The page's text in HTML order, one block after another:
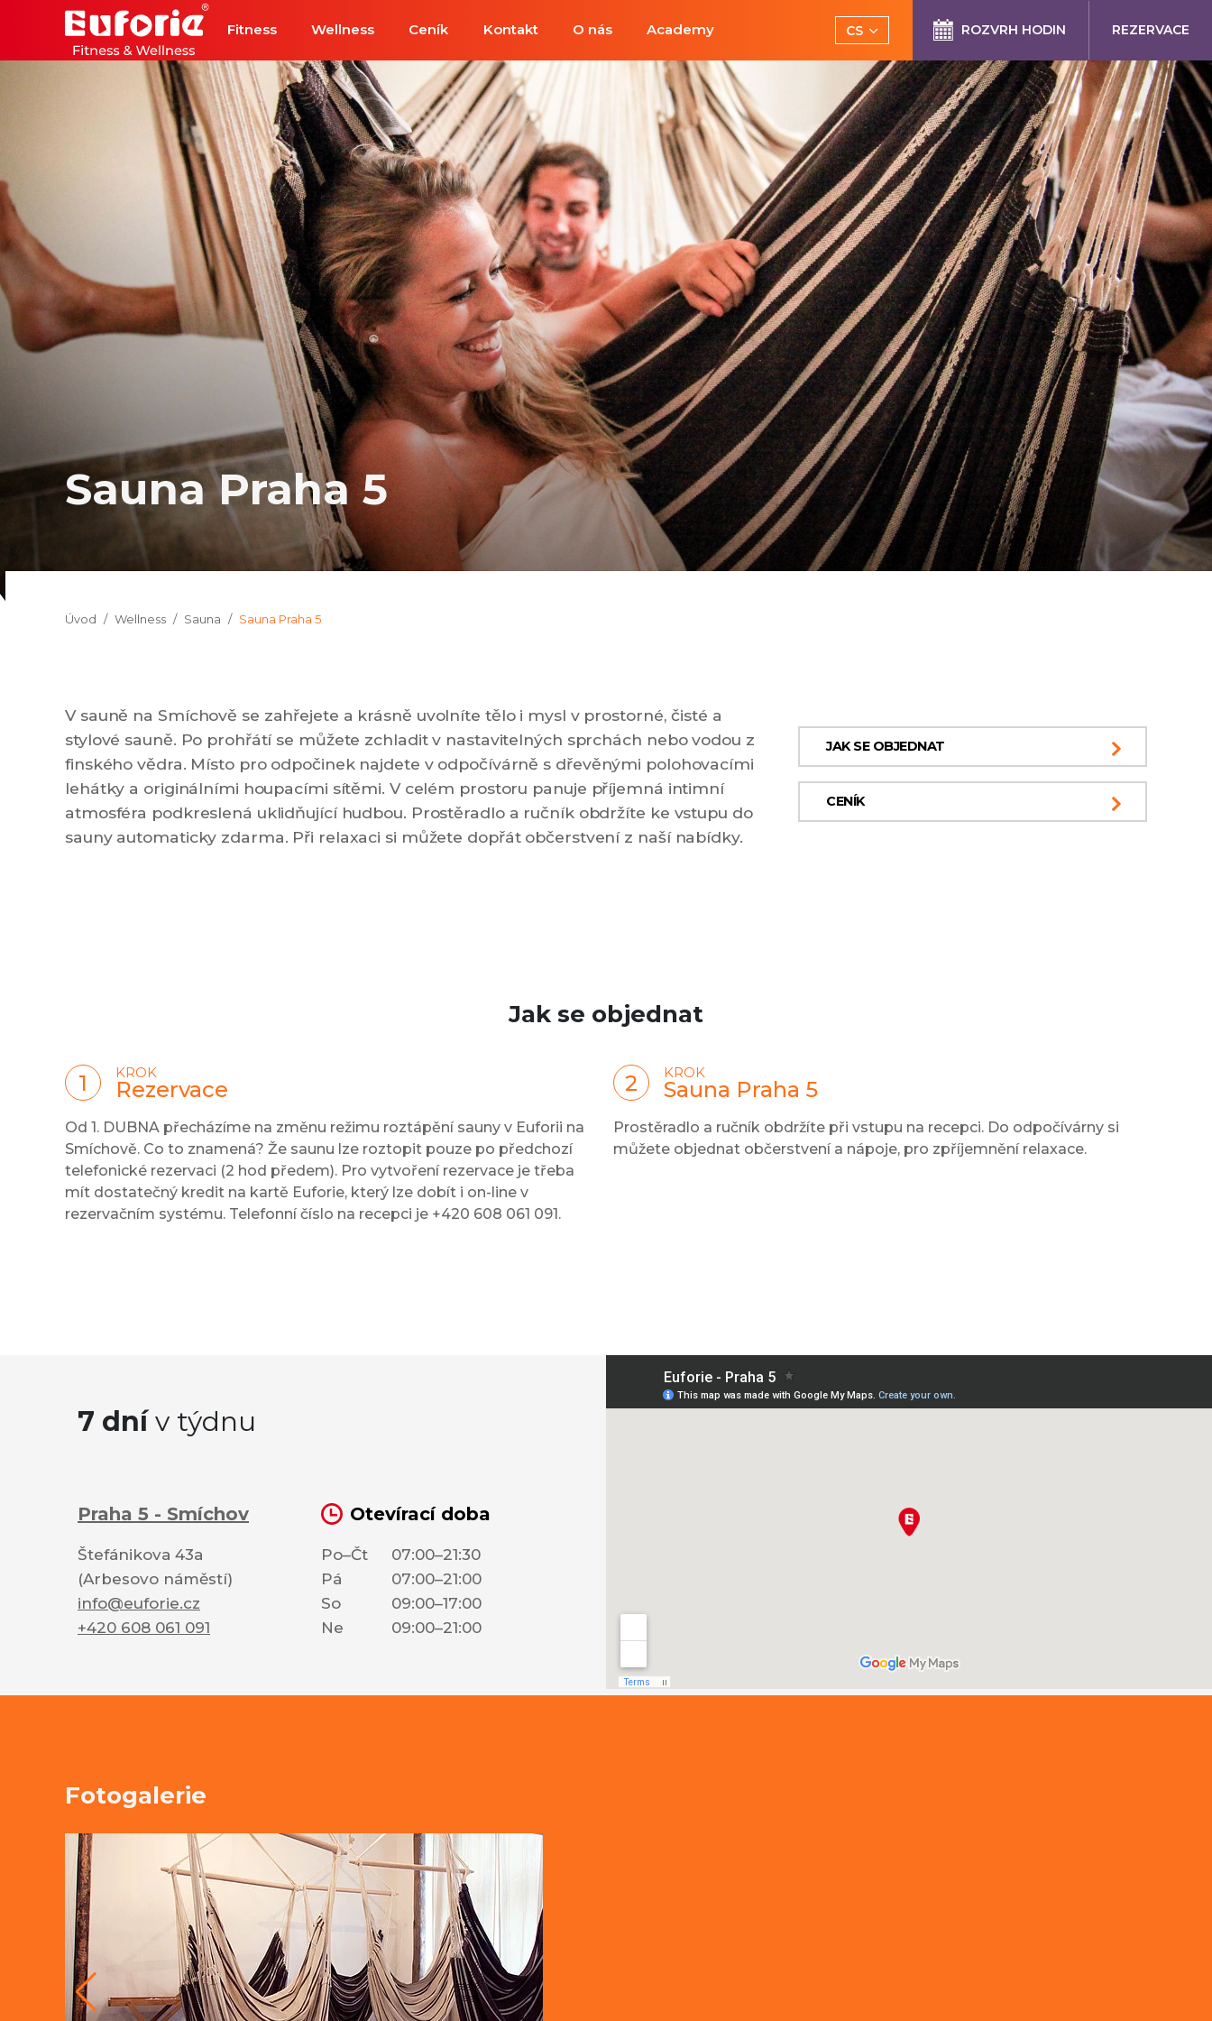
Přeskočit na hlavní obsah
Fitness
Wellness Ceník Kontakt O nás Academy
CS
EN
ROZVRH HODIN REZERVACE
Sauna Praha 5
Jsi tady:
Úvod Wellness Sauna Sauna Praha 5
V sauně na Smíchově se zahřejete a krásně uvolníte tělo i mysl v prostorné, čisté a
stylové sauně. Po prohřátí se můžete zchladit v nastavitelných sprchách nebo vodou z
finského vědra. Místo pro odpočinek najdete v odpočívárně s dřevěnými polohovacími
lehátky a originálními houpacími sítěmi. V celém prostoru panuje příjemná intimní
atmosféra podkreslená uklidňující hudbou. Prostěradlo a ručník obdržíte ke vstupu do
sauny automaticky zdarma. Při relaxaci si můžete dopřát občerstvení z naší nabídky.
JAK SE OBJEDNAT
CENÍK
Jak se objednat
KROK
Rezervace
​​​Od 1. DUBNA přecházíme na změnu režimu roztápění sauny v Euforii na
Smíchově. Co to znamená? Že saunu lze roztopit pouze po předchozí
telefonické rezervaci (2 hod předem). Pro vytvoření rezervace je třeba
mít dostatečný kredit na kartě Euforie, který lze dobít i on-line v
rezervačním systému. Telefonní číslo na recepci je +420 608 061 091.
KROK
Sauna Praha 5
Prostěradlo a ručník obdržíte při vstupu na recepci. Do odpočívárny si
můžete objednat občerstvení a nápoje, pro zpříjemnění relaxace.
7 dnív týdnu
Praha 5 - Smíchov
Štefánikova 43a
(Arbesovo náměstí)
info@euforie.cz
+420 608 061 091
Otevírací doba
Po–Čt
07:00–21:30
Pá
07:00–21:00
So
09:00–17:00
Ne
09:00–21:00
Fotogalerie